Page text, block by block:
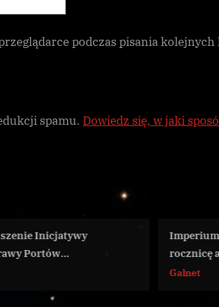
podczas pisania
spamu. Dowiedz się, w jaki
Imperium upamiętnia
rocznicę ataków na NMLA